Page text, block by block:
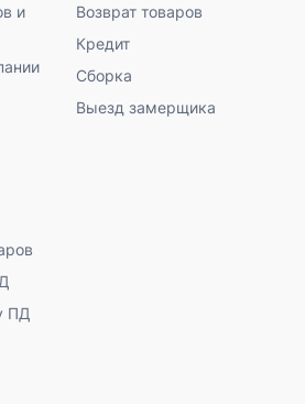
и
Возврат товаров
Кредит
Сборка
Выезд замерщика
ПД